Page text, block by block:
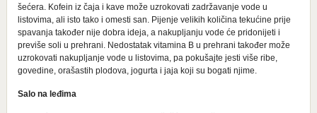
šećera. Kofein iz čaja i kave može uzrokovati zadržavanje vode u
listovima, ali isto tako i omesti san. Pijenje velikih količina tekućine prije
spavanja također nije dobra ideja, a nakupljanju vode će pridonijeti i
previše soli u prehrani. Nedostatak vitamina B u prehrani također može
uzrokovati nakupljanje vode u listovima, pa pokušajte jesti više ribe,
govedine, orašastih plodova, jogurta i jaja koji su bogati njime.
Salo na leđima